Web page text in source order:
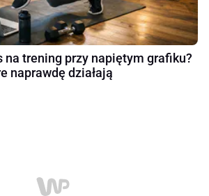
na trening przy napiętym grafiku?
naprawdę działają